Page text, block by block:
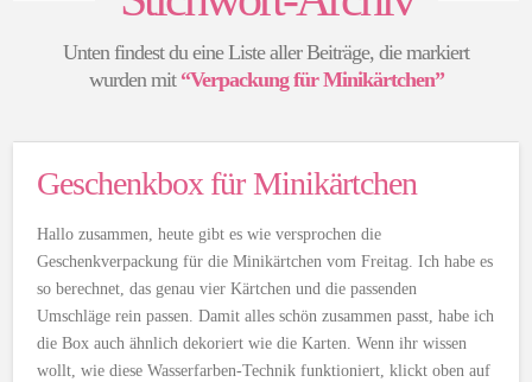
Unten findest du eine Liste aller Beiträge, die markiert
wurden mit “Verpackung für Minikärtchen”
Geschenkbox für Minikärtchen
Hallo zusammen, heute gibt es wie versprochen die
Geschenkverpackung für die Minikärtchen vom Freitag. Ich habe es
so berechnet, das genau vier Kärtchen und die passenden
Umschläge rein passen. Damit alles schön zusammen passt, habe ich
die Box auch ähnlich dekoriert wie die Karten. Wenn ihr wissen
wollt, wie diese Wasserfarben-Technik funktioniert, klickt oben auf